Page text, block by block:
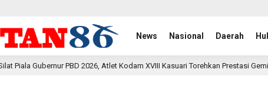
News Nasional Daerah
Kodam XVIII Kasuari Torehkan Prestasi Gemilang 6 jam lalu